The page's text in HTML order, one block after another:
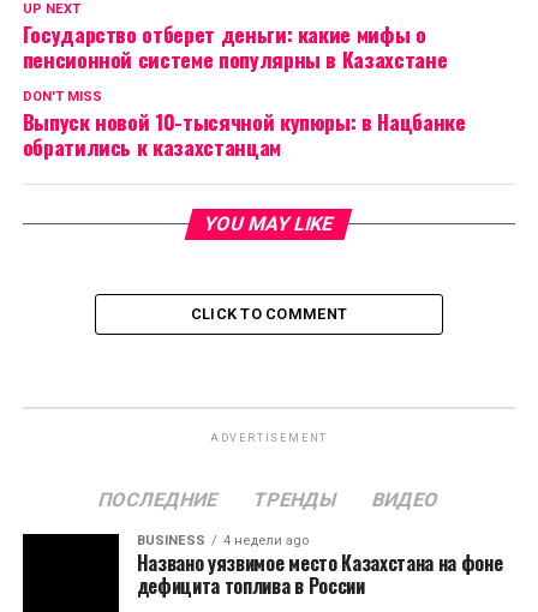
UP NEXT
Государство отберет деньги: какие мифы о
пенсионной системе популярны в Казахстане
DON'T MISS
Выпуск новой 10-тысячной купюры: в Нацбанке
обратились к казахстанцам
YOU MAY LIKE
CLICK TO COMMENT
ADVERTISEMENT
ПОСЛЕДНИЕ ТРЕНДЫ ВИДЕО
BUSINESS 4 недели ago
Названо уязвимое место Казахстана на фоне
дефицита топлива в России